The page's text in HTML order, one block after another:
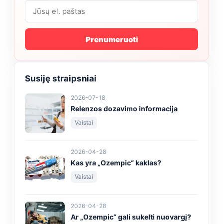
Prenumeruoti
Susiję straipsniai
2026-07-18
Relenzos dozavimo informacija
Vaistai
2026-04-28
Kas yra „Ozempic“ kaklas?
Vaistai
2026-04-28
Ar „Ozempic“ gali sukelti nuovargį?